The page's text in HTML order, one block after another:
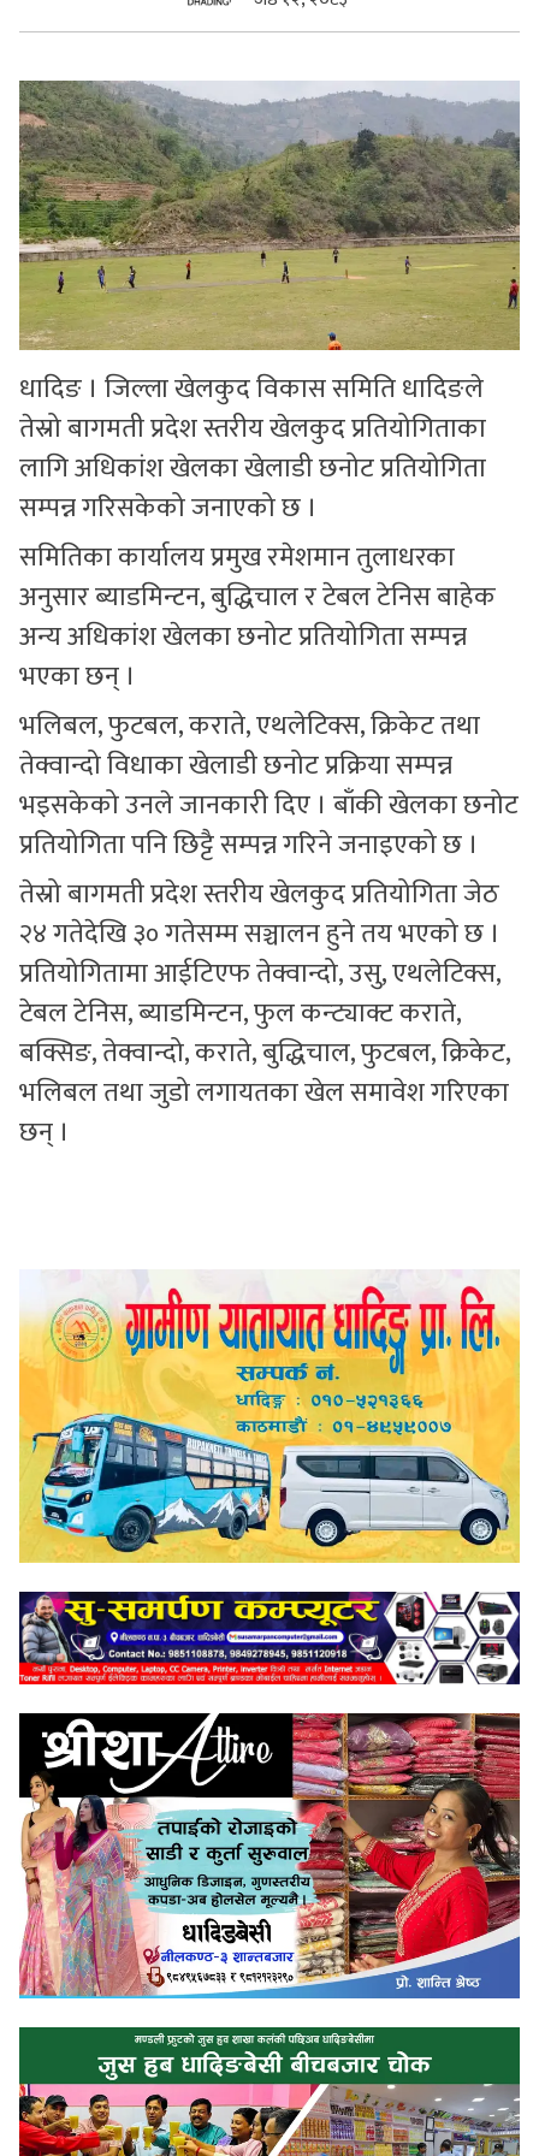
सुचनाहरु
स्वास्थ्य
भिडियो
धादिङ । जिल्ला खेलकुद विकास समिति धादिङले
तेस्रो बागमती प्रदेश स्तरीय खेलकुद प्रतियोगिताका
लागि अधिकांश खेलका खेलाडी छनोट प्रतियोगिता
सम्पन्न गरिसकेको जनाएको छ ।
समितिका कार्यालय प्रमुख रमेशमान तुलाधरका
अनुसार ब्याडमिन्टन, बुद्धिचाल र टेबल टेनिस बाहेक
अन्य अधिकांश खेलका छनोट प्रतियोगिता सम्पन्न
भएका छन् ।
भलिबल, फुटबल, कराते, एथलेटिक्स, क्रिकेट तथा
तेक्वान्दो विधाका खेलाडी छनोट प्रक्रिया सम्पन्न
भइसकेको उनले जानकारी दिए । बाँकी खेलका छनोट
प्रतियोगिता पनि छिट्टै सम्पन्न गरिने जनाइएको छ ।
तेस्रो बागमती प्रदेश स्तरीय खेलकुद प्रतियोगिता जेठ
२४ गतेदेखि ३० गतेसम्म सञ्चालन हुने तय भएको छ ।
प्रतियोगितामा आईटिएफ तेक्वान्दो, उसु, एथलेटिक्स,
टेबल टेनिस, ब्याडमिन्टन, फुल कन्ट्याक्ट कराते,
बक्सिङ, तेक्वान्दो, कराते, बुद्धिचाल, फुटबल, क्रिकेट,
भलिबल तथा जुडो लगायतका खेल समावेश गरिएका
छन् ।